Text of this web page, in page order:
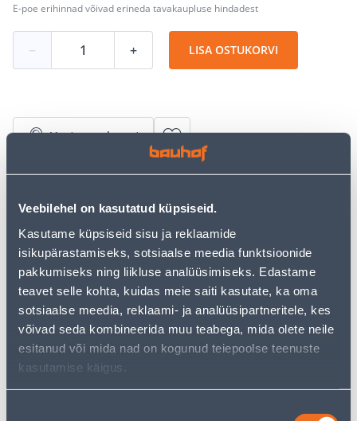
Veebilehel on kasutatud küpsiseid.
Kasutame küpsiseid sisu ja reklaamide
isikupärastamiseks, sotsiaalse meedia funktsioonide
pakkumiseks ning liikluse analüüsimiseks. Edastame
teavet selle kohta, kuidas meie saiti kasutate, ka oma
sotsiaalse meedia, reklaami- ja analüüsipartneritele, kes
võivad seda kombineerida muu teabega, mida olete neile
esitanud või mida nad on kogunud teiepoolse teenuste
kasutamise käigus.
E-poe erihinnad võivad erineda tavakaupluse hindadest
− + LISA OSTUKORVI
Vaata saadavust
• Kastmisväetis lilleamplitele.
• Eriti võimas väetisesegu õitsemise soodustamiseks –
rohkem õiealgeid, lopsakam õitsemine, säravad värvid
• Unikaalne toitainete suhe 1:3:2, mis erineb kõikidest
teistest hobiaednikele jaoks mõeldud väetistest turul.
• 14-päevane tagastusõigus.
Eeldatav kojuvedu 3,69 € al. 2-5 tööpäeva
Tarne pakiautomaati al. 2,29 € al. 2-5 tööpäeva
Poest kätte, alates 07.08.2026